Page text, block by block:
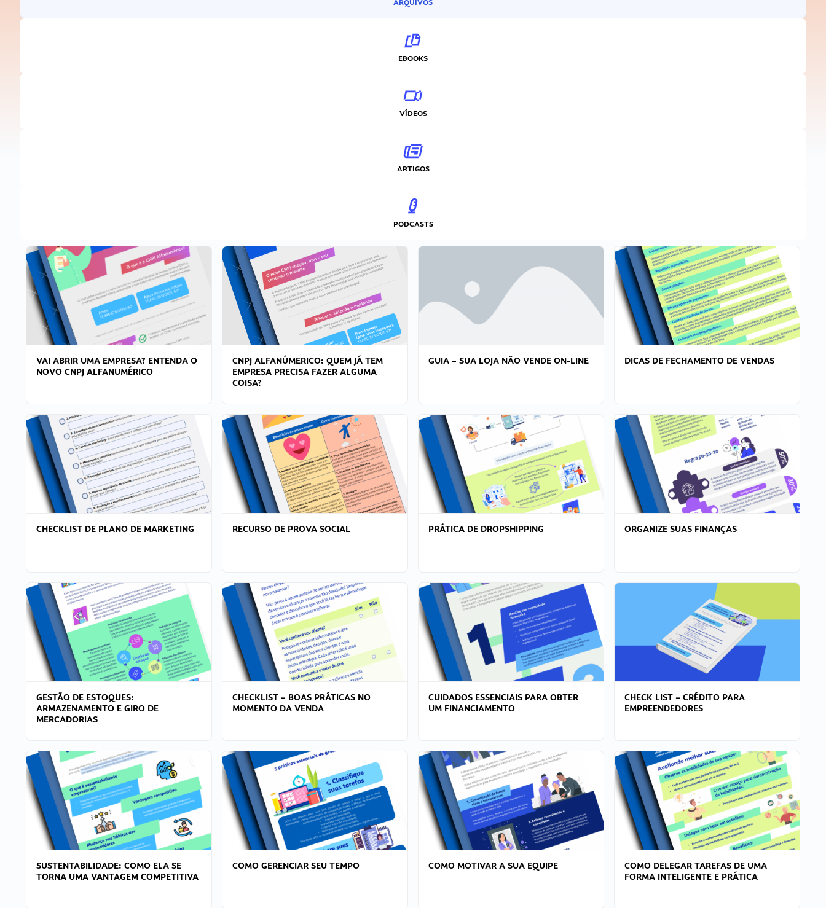
ARQUIVOS
EBOOKS
VÍDEOS
ARTIGOS
PODCASTS
VAI ABRIR UMA EMPRESA? ENTENDA O
NOVO CNPJ ALFANUMÉRICO
CNPJ ALFANÚMERICO: QUEM JÁ TEM
EMPRESA PRECISA FAZER ALGUMA
COISA?
GUIA – SUA LOJA NÃO VENDE ON-LINE DICAS DE FECHAMENTO DE VENDAS
CHECKLIST DE PLANO DE MARKETING RECURSO DE PROVA SOCIAL PRÁTICA DE DROPSHIPPING ORGANIZE SUAS FINANÇAS
GESTÃO DE ESTOQUES:
ARMAZENAMENTO E GIRO DE
MERCADORIAS
CHECKLIST – BOAS PRÁTICAS NO
MOMENTO DA VENDA
CUIDADOS ESSENCIAIS PARA OBTER
UM FINANCIAMENTO
CHECK LIST – CRÉDITO PARA
EMPREENDEDORES
SUSTENTABILIDADE: COMO ELA SE
TORNA UMA VANTAGEM COMPETITIVA
COMO GERENCIAR SEU TEMPO COMO MOTIVAR A SUA EQUIPE
COMO DELEGAR TAREFAS DE UMA
FORMA INTELIGENTE E PRÁTICA